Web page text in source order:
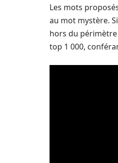
Les mots
au mot mystère.
hors du périmètre
top 1 000,